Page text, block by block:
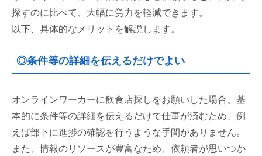
探すのに比べて、大幅に労力を軽減できます。
以下、具体的なメリットを解説します。
◎条件等の詳細を伝えるだけでよい
オンラインワーカーに飲食店探しをお願いした場合、基
本的に条件等の詳細を伝えるだけで仕事が済むため、例
えば部下に進捗の確認を行うような手間がありません。
また、情報のリソースが豊富なため、依頼者が思いつか